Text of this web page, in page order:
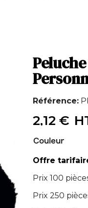
Référence
2,12 €
Couleur
Offre
Prix 100
Prix 250